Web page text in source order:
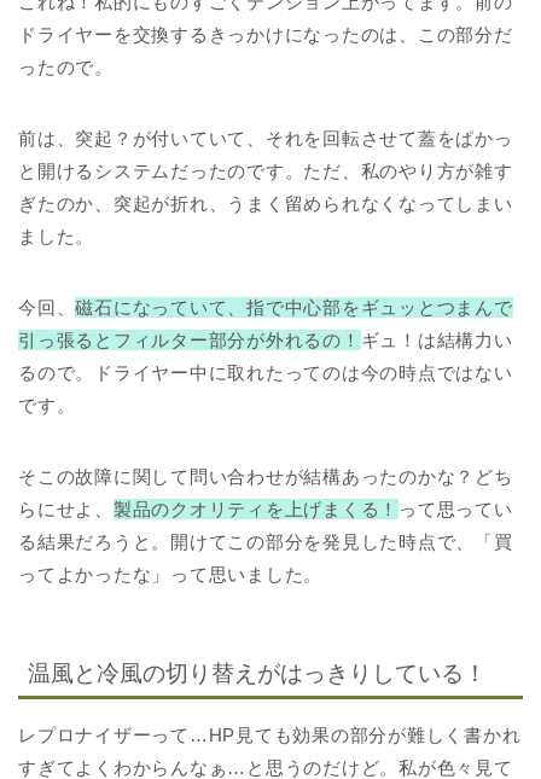
ドライヤーを交換するきっかけになったのは、この部分だ
ったので。
前は、突起？が付いていて、それを回転させて蓋をぱかっ
と開けるシステムだったのです。ただ、私のやり方が雑す
ぎたのか、突起が折れ、うまく留められなくなってしまい
ました。
今回、磁石になっていて、指で中心部をギュッとつまんで
引っ張るとフィルター部分が外れるの！ ギュ！は結構力い
るので。ドライヤー中に取れたってのは今の時点ではない
です。
そこの故障に関して問い合わせが結構あったのかな？どち
らにせよ、 製品のクオリティを上げまくる！ って思ってい
る結果だろうと。開けてこの部分を発見した時点で、「買
ってよかったな」って思いました。
温風と冷風の切り替えがはっきりしている！
レプロナイザーって…HP見ても効果の部分が難しく書かれ
すぎてよくわからんなぁ…と思うのだけど。私が色々見て